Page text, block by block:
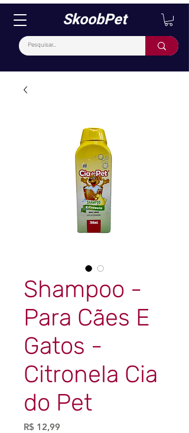
SkoobPet
Shampoo -
Para Cães E
Gatos -
Citronela Cia
do Pet
R$ 12,99Preço